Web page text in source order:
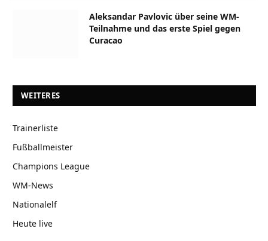
Aleksandar Pavlovic über seine WM-
Teilnahme und das erste Spiel gegen
Curacao
WEITERES
Trainerliste
Fußballmeister
Champions League
WM-News
Nationalelf
Heute live